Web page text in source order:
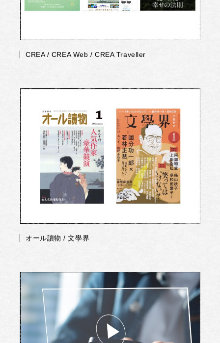
CREA / CREA Web / CREA Traveller
オール讀物 / 文學界